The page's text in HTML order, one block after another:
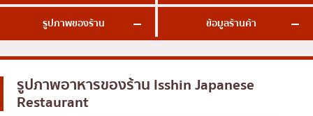
ปลาไหลย่าง
ข้าวปั้นญี่ปุ่น
ปู
โอโคโนมิยากิ/เทปปันยากิ
ด้ง (ข้าวหน้าต่างๆ)
พระโขนง
เพลินจิต
ชิดลม
บางนา
รูปภาพของร้าน ข้อมูลร้านค้า
รูปภาพอาหารของร้าน Isshin Japanese
Restaurant